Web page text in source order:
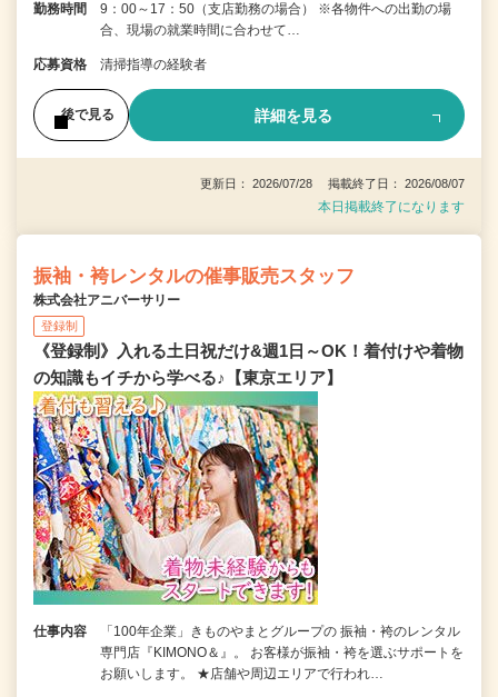
勤務時間
9：00～17：50（支店勤務の場合） ※各物件への出勤の場
合、現場の就業時間に合わせて…
応募資格 清掃指導の経験者
後で見る 詳細を見る
更新日： 2026/07/28 掲載終了日： 2026/08/07
本日掲載終了になります
振袖・袴レンタルの催事販売スタッフ
株式会社アニバーサリー
登録制
《登録制》入れる土日祝だけ&週1日～OK！着付けや着物
の知識もイチから学べる♪【東京エリア】
仕事内容
「100年企業」きものやまとグループの 振袖・袴のレンタル
専門店『KIMONO＆』。 お客様が振袖・袴を選ぶサポートを
お願いします。 ★店舗や周辺エリアで行われ…